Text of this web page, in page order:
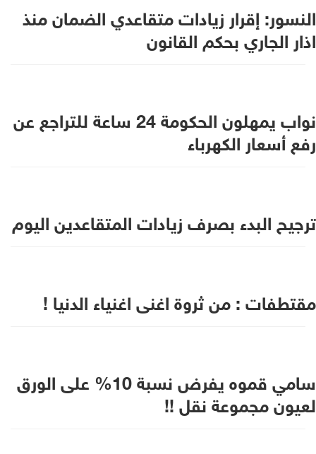
النسور: إقرار زيادات متقاعدي الضمان منذ
اذار الجاري بحكم القانون
نواب يمهلون الحكومة 24 ساعة للتراجع عن
رفع أسعار الكهرباء
ترجيح البدء بصرف زيادات المتقاعدين اليوم
مقتطفات : من ثروة اغنى اغنياء الدنيا !
سامي قموه يفرض نسبة 10% على الورق
لعيون مجموعة نقل !!